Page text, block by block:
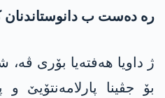
رە دەست ب دانوستاندنان
ژ داویا هەفتەیا بۆری ڤە،
بۆ جڤینا پارلامەنتۆیێ و